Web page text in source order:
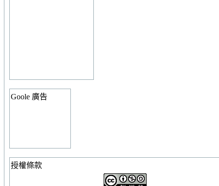
Goole 廣告
授權條款